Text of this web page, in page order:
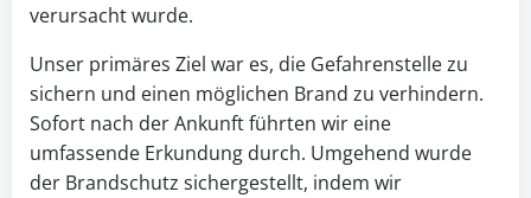
verursacht wurde.
Unser primäres Ziel war es, die Gefahrenstelle zu
sichern und einen möglichen Brand zu verhindern.
Sofort nach der Ankunft führten wir eine
umfassende Erkundung durch. Umgehend wurde
der Brandschutz sichergestellt, indem wir